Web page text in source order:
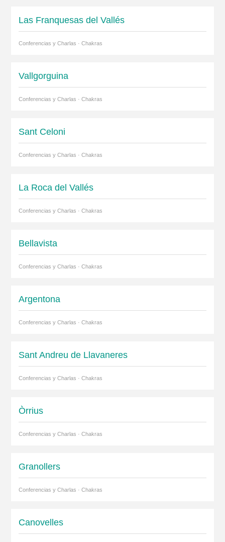
Las Franquesas del Vallés
Conferencias y Charlas · Chakras
Vallgorguina
Conferencias y Charlas · Chakras
Sant Celoni
Conferencias y Charlas · Chakras
La Roca del Vallés
Conferencias y Charlas · Chakras
Bellavista
Conferencias y Charlas · Chakras
Argentona
Conferencias y Charlas · Chakras
Sant Andreu de Llavaneres
Conferencias y Charlas · Chakras
Òrrius
Conferencias y Charlas · Chakras
Granollers
Conferencias y Charlas · Chakras
Canovelles